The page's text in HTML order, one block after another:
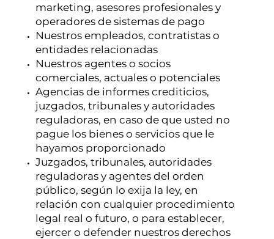
marketing, asesores profesionales y
operadores de sistemas de pago
Nuestros empleados, contratistas o
entidades relacionadas
Nuestros agentes o socios
comerciales, actuales o potenciales
Agencias de informes crediticios,
juzgados, tribunales y autoridades
reguladoras, en caso de que usted no
pague los bienes o servicios que le
hayamos proporcionado
Juzgados, tribunales, autoridades
reguladoras y agentes del orden
público, según lo exija la ley, en
relación con cualquier procedimiento
legal real o futuro, o para establecer,
ejercer o defender nuestros derechos